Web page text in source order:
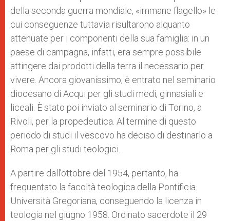
della seconda guerra mondiale, «immane flagello» le
cui conseguenze tuttavia risultarono alquanto
attenuate per i componenti della sua famiglia: in un
paese di campagna, infatti, era sempre possibile
attingere dai prodotti della terra il necessario per
vivere. Ancora giovanissimo, è entrato nel seminario
diocesano di Acqui per gli studi medi, ginnasiali e
liceali. È stato poi inviato al seminario di Torino, a
Rivoli, per la propedeutica. Al termine di questo
periodo di studi il vescovo ha deciso di destinarlo a
Roma per gli studi teologici.
A partire dall’ottobre del 1954, pertanto, ha
frequentato la facoltà teologica della Pontificia
Università Gregoriana, conseguendo la licenza in
teologia nel giugno 1958. Ordinato sacerdote il 29